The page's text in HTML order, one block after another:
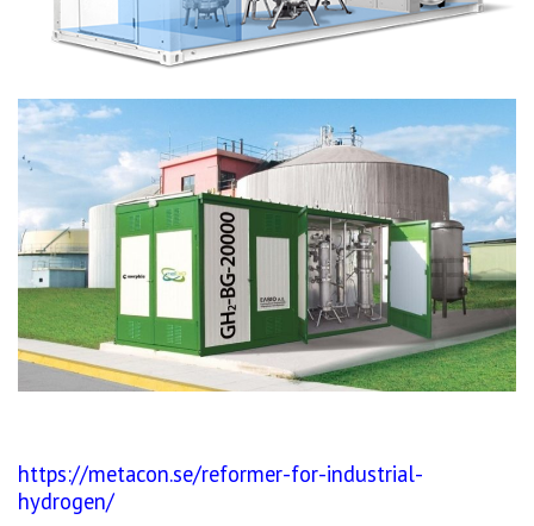
https://metacon.se/reformer-for-industrial-
hydrogen/